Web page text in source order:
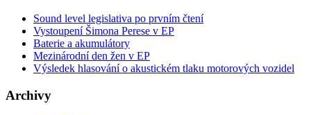
Sound level legislativa po prvním čtení
Vystoupení Šimona Perese v EP
Baterie a akumulátory
Mezinárodní den žen v EP
Výsledek hlasování o akustickém tlaku motorových vozidel
Archivy